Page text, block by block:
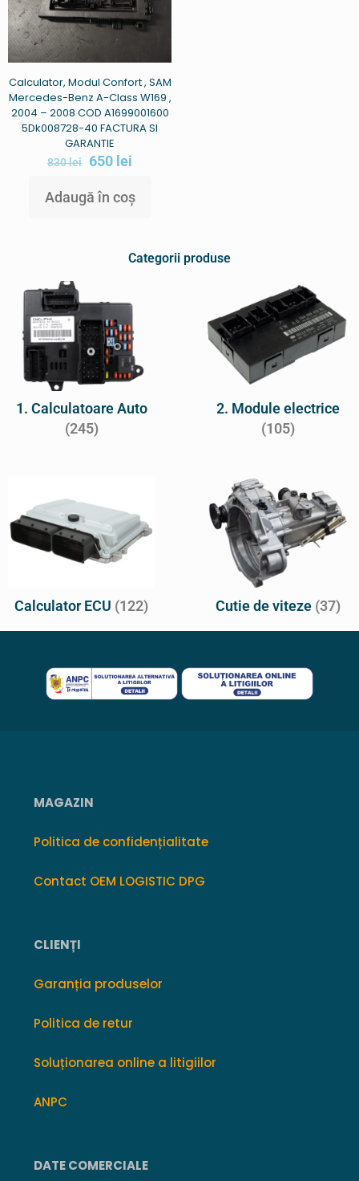
Calculator, Modul Confort , SAM
Mercedes-Benz A-Class W169 ,
2004 – 2008 COD A1699001600
5Dk008728-40 FACTURA SI
GARANTIE
830lei 650 lei
Adaugă în coș
Categorii produse
1. Calculatoare Auto
(245)
2. Module electrice
(105)
Calculator ECU (122) Cutie de viteze (37)
MAGAZIN
Politica de confidențialitate
Contact OEM LOGISTIC DPG
CLIENȚI
Garanția produselor
Politica de retur
Soluționarea online a litigiilor
ANPC
DATE COMERCIALE